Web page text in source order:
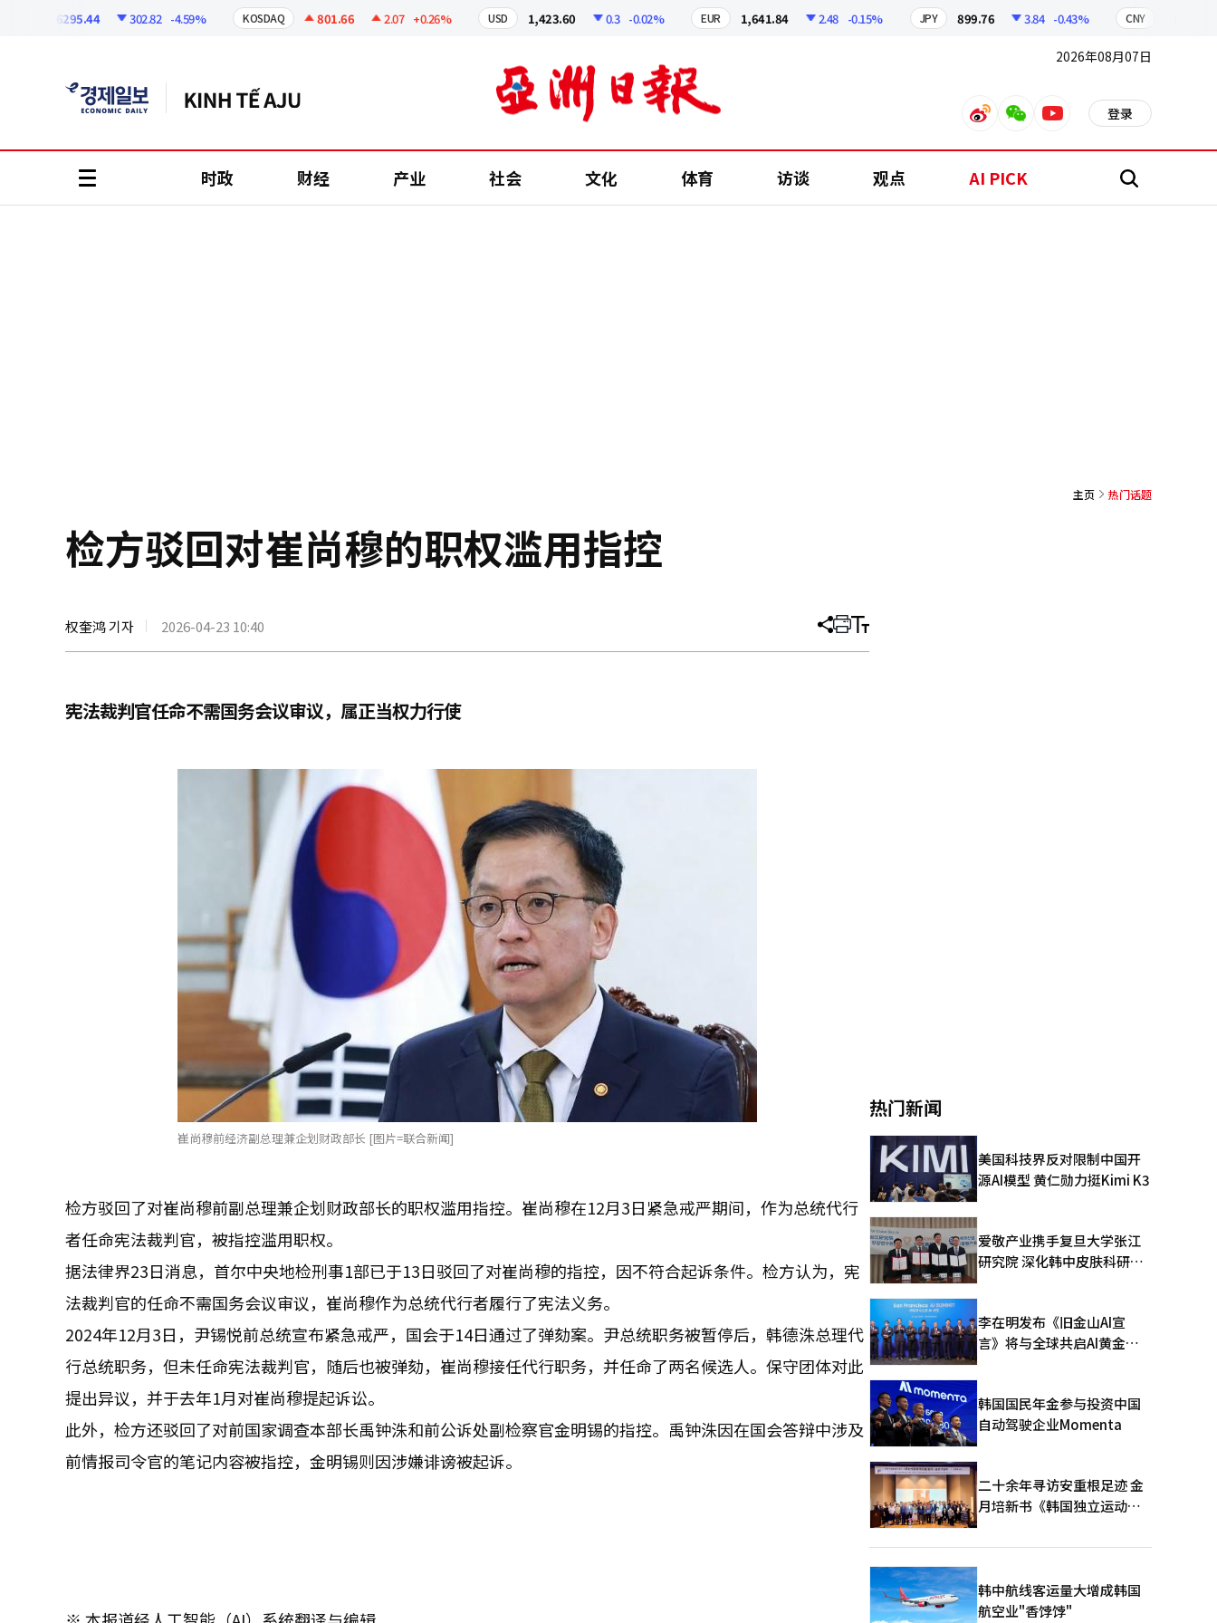
6295.44 302.82 -4.59% KOSDAQ 801.66 2.07 +0.26% USD 1,423.60 0.3 -0.02% EUR 1,641.84 2.48 -0.15% JPY 899.76 3.84 -0.43% CNY
2026年08月07日
weiboweixinyoutube 登录
时政 财经 产业 社会 文化 体育 访谈 观点 AI PICK 搜
主页 热门话题
检方驳回对崔尚穆的职权滥用指控
权奎鸿 기자 2026-04-23 10:40 分
文
打 调
大
宪法裁判官任命不需国务会议审议，属正当权力行使
崔尚穆前经济副总理兼企划财政部长 [图片=联合新闻]
检方驳回了对崔尚穆前副总理兼企划财政部长的职权滥用指控。崔尚穆在12月3日紧急戒严期间，作为总统代行
者任命宪法裁判官，被指控滥用职权。
据法律界23日消息，首尔中央地检刑事1部已于13日驳回了对崔尚穆的指控，因不符合起诉条件。检方认为，宪
法裁判官的任命不需国务会议审议，崔尚穆作为总统代行者履行了宪法义务。
2024年12月3日，尹锡悦前总统宣布紧急戒严，国会于14日通过了弹劾案。尹总统职务被暂停后，韩德洙总理代
行总统职务，但未任命宪法裁判官，随后也被弹劾，崔尚穆接任代行职务，并任命了两名候选人。保守团体对此
提出异议，并于去年1月对崔尚穆提起诉讼。
此外，检方还驳回了对前国家调查本部长禹钟洙和前公诉处副检察官金明锡的指控。禹钟洙因在国会答辩中涉及
前情报司令官的笔记内容被指控，金明锡则因涉嫌诽谤被起诉。
热门新闻
美国科技界反对限制中国开
源AI模型 黄仁勋力挺Kimi K3
爱敬产业携手复旦大学张江
研究院 深化韩中皮肤科研合
李在明发布《旧金山AI宣
言》将与全球共启AI黄金时
韩国国民年金参与投资中国
自动驾驶企业Momenta
二十余年寻访安重根足迹 金
月培新书《韩国独立运动圣
版
韩中航线客运量大增成韩国
航空业"香饽饽"